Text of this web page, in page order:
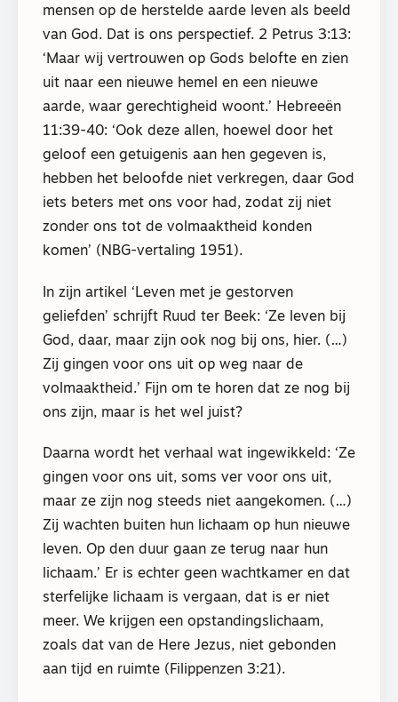
mensen op de herstelde aarde leven als beeld
van God. Dat is ons perspectief. 2 Petrus 3:13:
‘Maar wij vertrouwen op Gods belofte en zien
uit naar een nieuwe hemel en een nieuwe
aarde, waar gerechtigheid woont.’ Hebreeën
11:39-40: ‘Ook deze allen, hoewel door het
geloof een getuigenis aan hen gegeven is,
hebben het beloofde niet verkregen, daar God
iets beters met ons voor had, zodat zij niet
zonder ons tot de volmaaktheid konden
komen’ (NBG-vertaling 1951).
In zijn artikel ‘Leven met je gestorven
geliefden’ schrijft Ruud ter Beek: ‘Ze leven bij
God, daar, maar zijn ook nog bij ons, hier. (…)
Zij gingen voor ons uit op weg naar de
volmaaktheid.’ Fijn om te horen dat ze nog bij
ons zijn, maar is het wel juist?
Daarna wordt het verhaal wat ingewikkeld: ‘Ze
gingen voor ons uit, soms ver voor ons uit,
maar ze zijn nog steeds niet aangekomen. (…)
Zij wachten buiten hun lichaam op hun nieuwe
leven. Op den duur gaan ze terug naar hun
lichaam.’ Er is echter geen wachtkamer en dat
sterfelijke lichaam is vergaan, dat is er niet
meer. We krijgen een opstandingslichaam,
zoals dat van de Here Jezus, niet gebonden
aan tijd en ruimte (Filippenzen 3:21).